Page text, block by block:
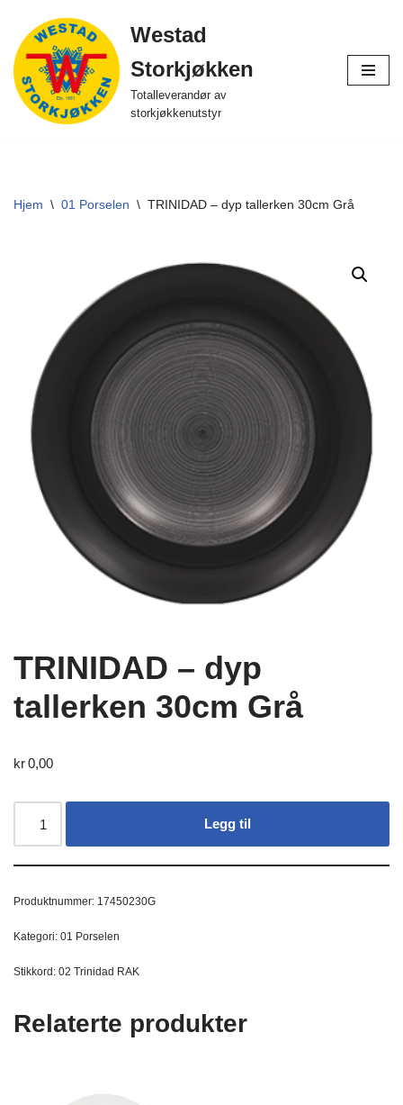
Hopp
til
innholdet
Westad
Storkjøkken
Totalleverandør av
storkjøkkenutstyr
Hjem \ 01 Porselen \ TRINIDAD – dyp tallerken 30cm Grå
TRINIDAD – dyp
tallerken 30cm Grå
kr0,00
Legg til
Produktnummer: 17450230G
Kategori: 01 Porselen
Stikkord: 02 Trinidad RAK
Relaterte produkter